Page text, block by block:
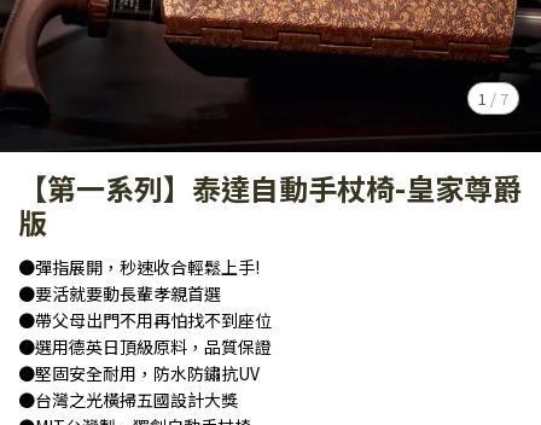
1 / 7
【第一系列】泰達自動手杖椅-皇家尊爵
版
●彈指展開，秒速收合輕鬆上手!
●要活就要動長輩孝親首選
●帶父母出門不用再怕找不到座位
●選用德英日頂級原料，品質保證
●堅固安全耐用，防水防鏽抗UV
●台灣之光橫掃五國設計大獎